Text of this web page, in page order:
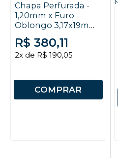
Chapa Perfurada -
1,20mm x Furo
Oblongo 3,17x19mm
x EC 6,2x22mm x
2x1m
R$ 380,11
2x de R$ 190,05
COMPRAR